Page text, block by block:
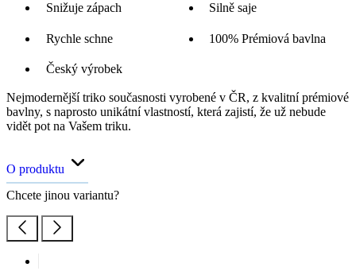
Snižuje zápach Silně saje
Rychle schne 100% Prémiová bavlna
Český výrobek
Nejmodernější triko současnosti vyrobené v ČR, z kvalitní prémiové
bavlny, s naprosto unikátní vlastností, která zajistí, že už nebude
vidět pot na Vašem triku.
O produktu
Chcete jinou variantu?